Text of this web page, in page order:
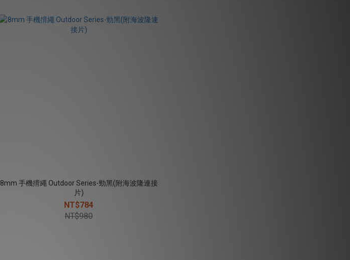
8mm 手機揹繩 Outdoor Series-勁黑(附海波隆連接
片)
NT$784
NT$980